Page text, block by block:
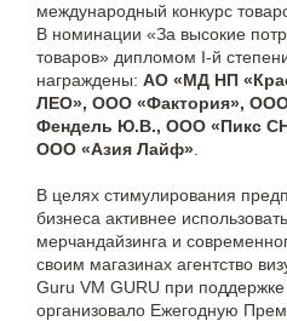
международный конкурс
В номинации «За высокие
товаров» дипломом I-й
награждены: АО «МД НП
ЛЕО», ООО «Фактория»,
Фендель Ю.В., ООО «Пикс
ООО «Азия Лайф»
В целях стимулирования
бизнеса активнее
мерчандайзинга и
своим магазинах агентство
Guru VM GURU при
организовало Ежегодную